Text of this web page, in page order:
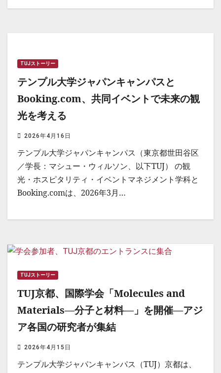
TUJストーリー
テンプル大学ジャパンキャンパスと
Booking.com、共同イベントで未来の観
光を考える
2026年4月16日
テンプル大学ジャパンキャンパス（東京都世田谷区
／学長：マシュー・ウィルソン、以下TUJ） の観
光・ホスピタリティ・イベントマネジメント学科と
Booking.comは、2026年3月…
TUJストーリー
TUJ京都、国際学会「Molecules and
Materials―分子と材料―」を開催―アジ
ア各国の研究者が集結
2026年4月15日
テンプル大学ジャパンキャンパス（TUJ）京都は、